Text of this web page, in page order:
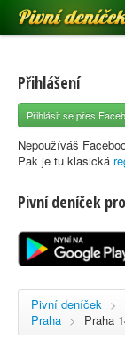
Pivní deníček
Pivní mapa
Pivní značky
Nápověda
Registrace
Přihlášení
Přihlásit se přes
Nepoužíváš
Pak je tu klasická
Pivní deníček
Pivní deníček >
Praha > Praha